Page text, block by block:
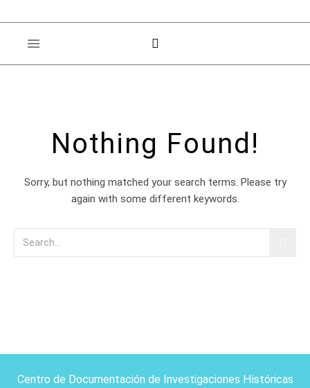
Nothing Found!
Sorry, but nothing matched your search terms. Please try
again with some different keywords.
Centro de Documentación de Investigaciones Históricas